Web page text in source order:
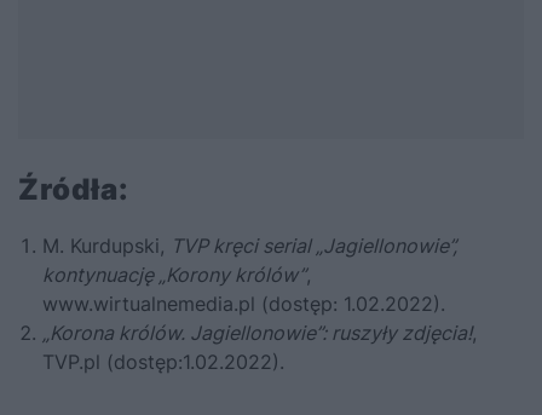
Źródła:
M. Kurdupski, TVP kręci serial „Jagiellonowie”,
kontynuację „Korony królów”,
www.wirtualnemedia.pl (dostęp: 1.02.2022).
„Korona królów. Jagiellonowie”: ruszyły zdjęcia!,
TVP.pl (dostęp:1.02.2022).